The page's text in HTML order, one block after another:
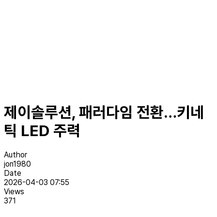
제이솔루션, 패러다임 전환…키네
틱 LED 주력
Author
jon1980
Date
2026-04-03 07:55
Views
371